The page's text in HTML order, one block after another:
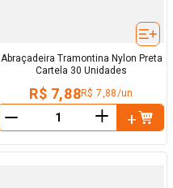
Abraçadeira Tramontina Nylon Preta
Cartela 30 Unidades
R$ 7,88R$ 7,88/un
＋